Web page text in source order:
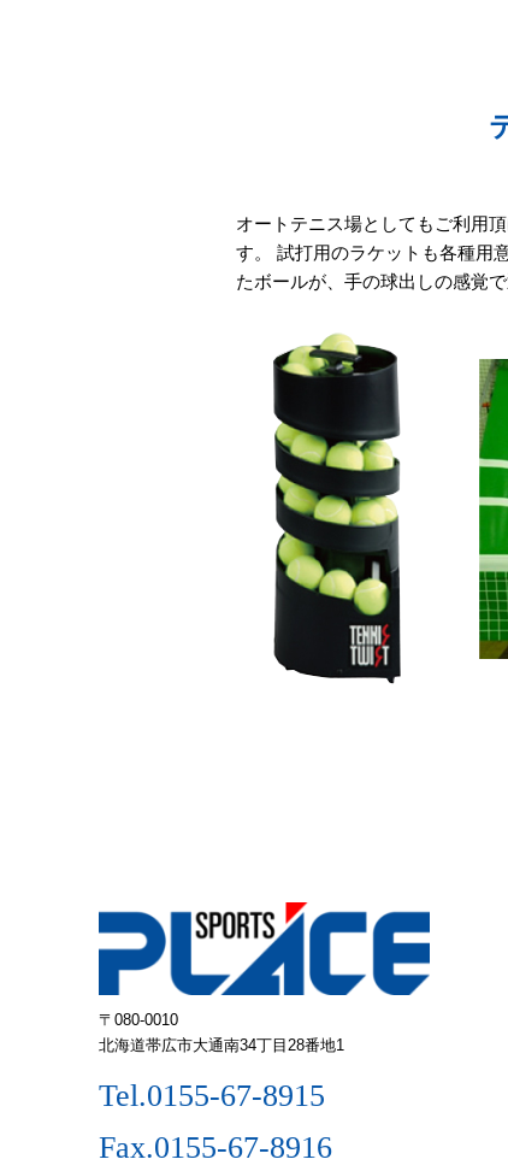
オートテニス場としてもご利用
す。 試打用のラケットも各種用
たボールが、手の球出しの感覚
〒080-0010
北海道帯広市大通南34丁目28番地1
Tel.0155-67-8915
Fax.0155-67-8916